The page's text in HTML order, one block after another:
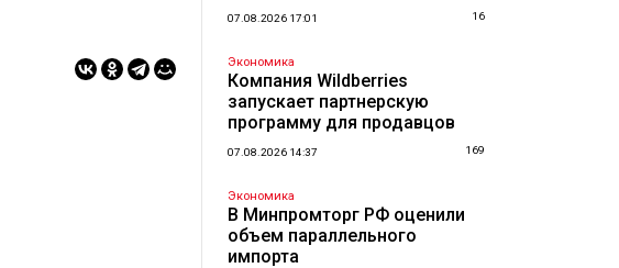
07.08.2026 17:01 16
Экономика
Компания Wildberries
запускает партнерскую
программу для продавцов
07.08.2026 14:37 169
Экономика
В Минпромторг РФ оценили
объем параллельного
импорта